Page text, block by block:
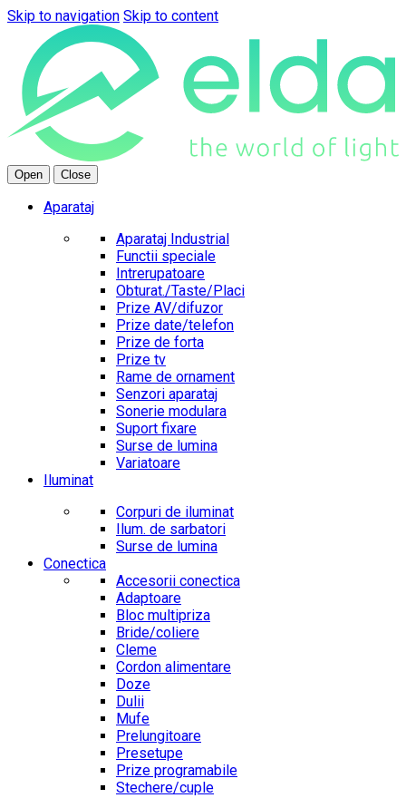
Skip to navigation Skip to content
Open Close
Aparataj
Aparataj Industrial
Functii speciale
Intrerupatoare
Obturat./Taste/Placi
Prize AV/difuzor
Prize date/telefon
Prize de forta
Prize tv
Rame de ornament
Senzori aparataj
Sonerie modulara
Suport fixare
Surse de lumina
Variatoare
Iluminat
Corpuri de iluminat
Ilum. de sarbatori
Surse de lumina
Conectica
Accesorii conectica
Adaptoare
Bloc multipriza
Bride/coliere
Cleme
Cordon alimentare
Doze
Dulii
Mufe
Prelungitoare
Presetupe
Prize programabile
Stechere/cuple